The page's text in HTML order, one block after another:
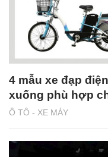
Ô TÔ - XE MÁY
4 mẫu xe đạp
xuống phù hợp